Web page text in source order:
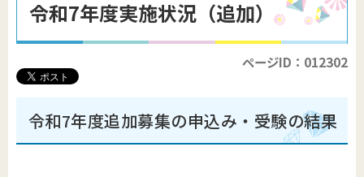
令和7年度実施状況（追加）
ページID：012302
令和7年度追加募集の申込み・受験の結果